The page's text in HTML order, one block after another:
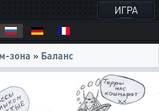
ИГРА
зона » Баланс